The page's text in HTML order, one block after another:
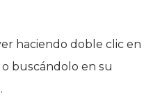
haciendo doble clic en
buscándolo en su